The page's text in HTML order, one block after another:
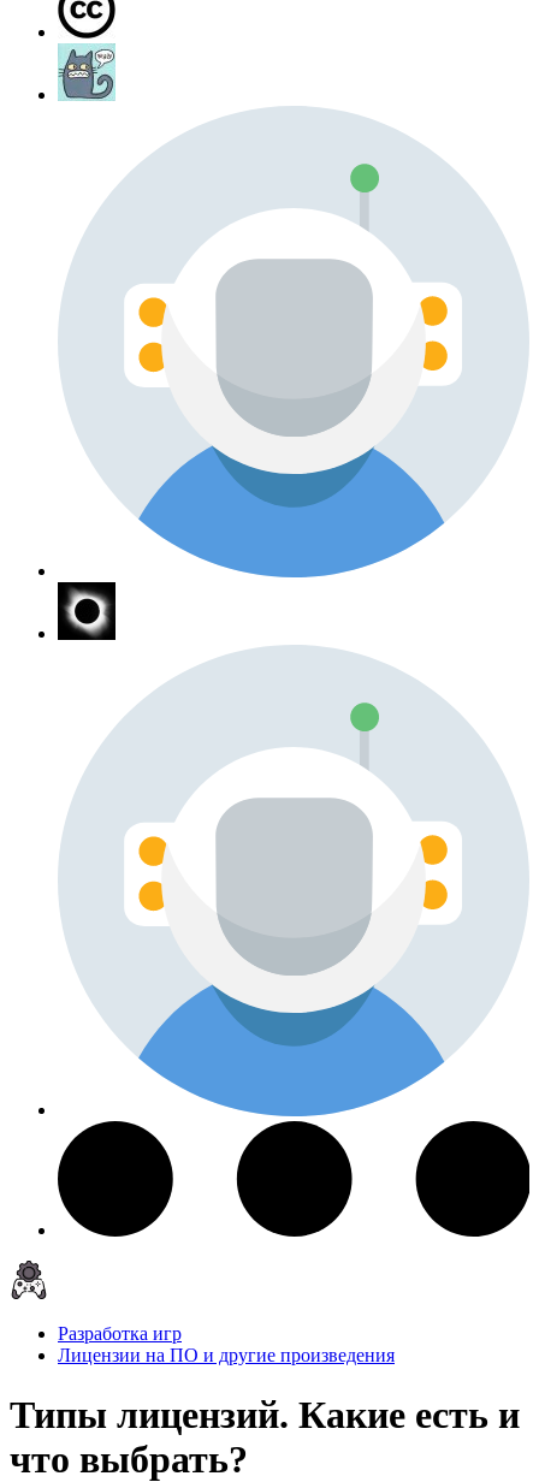
Разработка игр
Лицензии на ПО и другие произведения
Типы лицензий. Какие есть и
что выбрать?